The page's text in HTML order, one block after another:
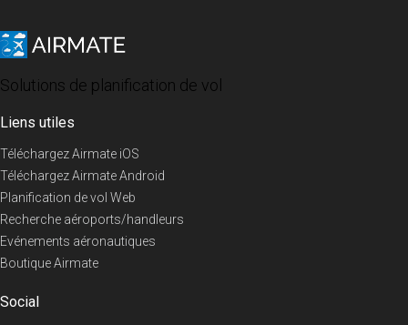
Solutions de planification de vol
Liens utiles
Téléchargez Airmate iOS
Téléchargez Airmate Android
Planification de vol Web
Recherche aéroports/handleurs
Evénements aéronautiques
Boutique Airmate
Social